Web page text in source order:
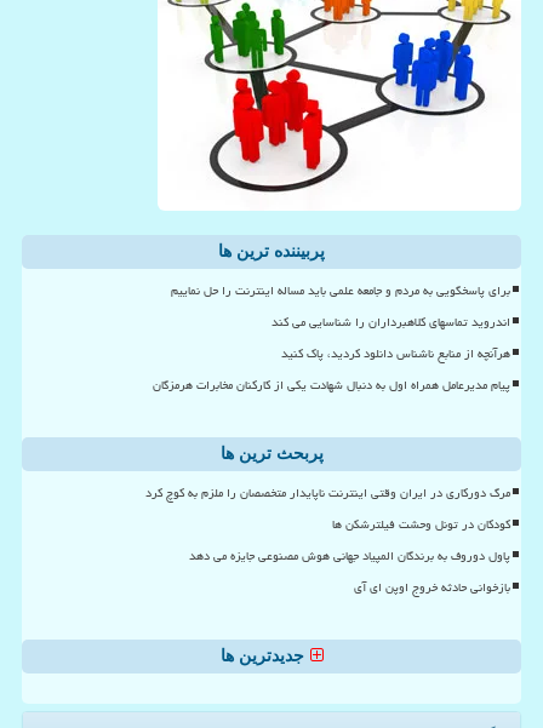
پربیننده ترین ها
برای پاسخگویی به مردم و جامعه علمی باید مساله اینترنت را حل نماییم
اندروید تماسهای کلاهبرداران را شناسایی می کند
هرآنچه از منابع ناشناس دانلود کردید، پاک کنید
پیام مدیرعامل همراه اول به دنبال شهادت یکی از کارکنان مخابرات هرمزگان
پربحث ترین ها
مرگ دورکاری در ایران وقتی اینترنت ناپایدار متخصصان را ملزم به کوچ کرد
کودکان در تونل وحشت فیلترشکن ها
پاول دوروف به برندگان المپیاد جهانی هوش مصنوعی جایزه می دهد
بازخوانی حادثه خروج اوپن ای آی
جدیدترین ها